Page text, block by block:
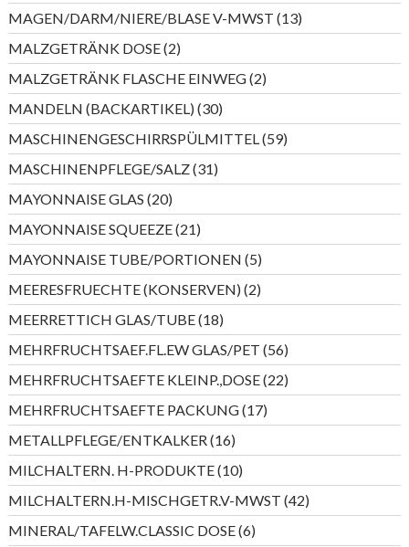
Produkte
MAGEN/DARM/NIERE/BLASE V-MWST 1313
Produkte
MALZGETRÄNK DOSE 22
Produkte
MALZGETRÄNK FLASCHE EINWEG 22
Produkte
MANDELN (BACKARTIKEL) 3030
Produkte
MASCHINENGESCHIRRSPÜLMITTEL 5959
Produkte
MASCHINENPFLEGE/SALZ 3131
Produkte
MAYONNAISE GLAS 2020
Produkte
MAYONNAISE SQUEEZE 2121
Produkte
MAYONNAISE TUBE/PORTIONEN 55
Produkte
MEERESFRUECHTE (KONSERVEN) 22
Produkte
MEERRETTICH GLAS/TUBE 1818
Produkte
MEHRFRUCHTSAEF.FL.EW GLAS/PET 5656
Produkte
MEHRFRUCHTSAEFTE KLEINP.,DOSE 2222
Produkte
MEHRFRUCHTSAEFTE PACKUNG 1717
Produkte
METALLPFLEGE/ENTKALKER 1616
Produkte
MILCHALTERN. H-PRODUKTE 1010
Produkte
MILCHALTERN.H-MISCHGETR.V-MWST 4242
Produkte
MINERAL/TAFELW.CLASSIC DOSE 66